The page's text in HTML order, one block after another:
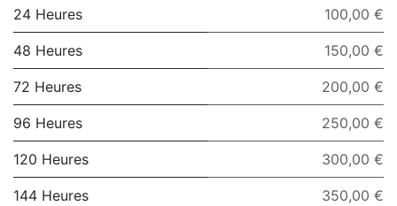
24 Heures
100,00 €
48 Heures 150,00 €
72 Heures 200,00 €
96 Heures 250,00 €
120 Heures 300,00 €
144 Heures 350,00 €